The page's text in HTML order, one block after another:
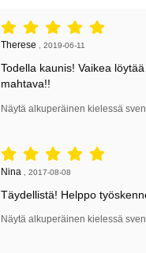
Arvostelu: 5 tähdet / 5,
Arvostelun kirjoittaja:
Therese , 2019-06-11
Todella kaunis! Vaikea
mahtava!!
Näytä alkuperäinen kielessä
Arvostelu: 5 tähdet / 5,
Arvostelun kirjoittaja:
Nina 2017-08-08
Täydellistä! Helppo
Näytä alkuperäinen kielessä